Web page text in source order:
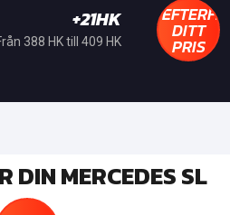
+21HK
388 HK till 409 HK DITT
PRIS
DIN MERCEDES SL